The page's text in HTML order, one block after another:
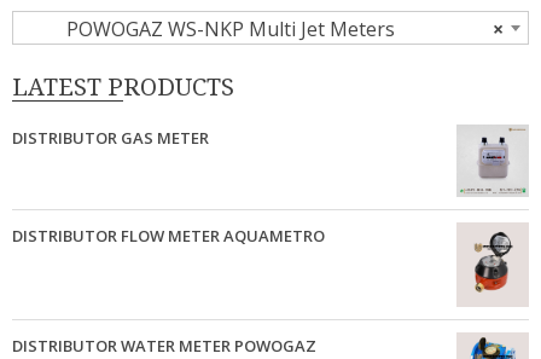
×
POWOGAZ WS-NKP Multi Jet Meters
LATEST PRODUCTS
DISTRIBUTOR GAS METER
DISTRIBUTOR FLOW METER AQUAMETRO
DISTRIBUTOR WATER METER POWOGAZ